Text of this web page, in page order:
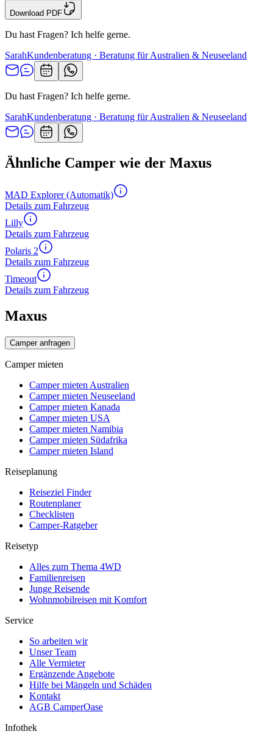
Download PDF
Du hast Fragen? Ich helfe gerne.
SarahKundenberatung · Beratung für Australien & Neuseeland
Du hast Fragen? Ich helfe gerne.
SarahKundenberatung · Beratung für Australien & Neuseeland
Ähnliche Camper wie der Maxus
MAD Explorer (Automatik)
Details zum Fahrzeug
Lilly
Details zum Fahrzeug
Polaris 2
Details zum Fahrzeug
Timeout
Details zum Fahrzeug
Maxus
Camper anfragen
Camper mieten
Camper mieten Australien
Camper mieten Neuseeland
Camper mieten Kanada
Camper mieten USA
Camper mieten Namibia
Camper mieten Südafrika
Camper mieten Island
Reiseplanung
Reiseziel Finder
Routenplaner
Checklisten
Camper-Ratgeber
Reisetyp
Alles zum Thema 4WD
Familienreisen
Junge Reisende
Wohnmobilreisen mit Komfort
Service
So arbeiten wir
Unser Team
Alle Vermieter
Ergänzende Angebote
Hilfe bei Mängeln und Schäden
Kontakt
AGB CamperOase
Infothek